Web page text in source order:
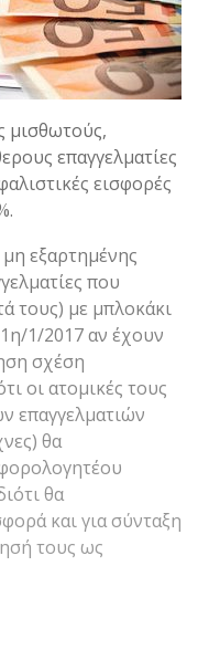
μισθωτούς,
επαγγελματίες
εισφορές
εξαρτημένης
που
τους) με μπλοκάκι
1/2017 αν έχουν
σχέση
οι ατομικές τους
επαγγελματιών
θα
θα
και για σύνταξη
τους ως